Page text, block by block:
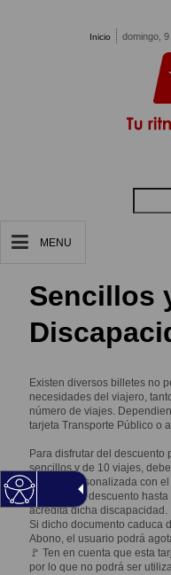
Inicio domingo,
MENU
Sencillos
Existen diversos billetes no
necesidades del viajero,
número de viajes.
tarjeta Transporte Público o
Para disfrutar del
sencillos y de 10 viajes,
Público personalizada con
disfrutar del descuento
acredita dicha discapacidad.
Si dicho documento caduca
Abono, el usuario podrá
🚩 Ten en cuenta que esta
por lo que no podrá ser